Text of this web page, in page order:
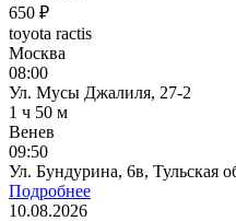
650 ₽
toyota ractis
Москва
08:00
Ул. Мусы Джалиля, 27-2
1 ч 50 м
Венев
09:50
Ул. Бундурина, 6в, Тульская
Подробнее
10.08.2026